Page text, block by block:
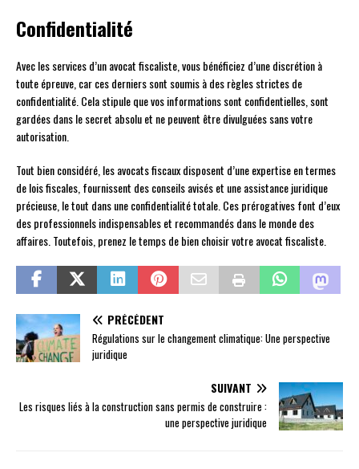
Confidentialité
Avec les services d’un avocat fiscaliste, vous bénéficiez d’une discrétion à
toute épreuve, car ces derniers sont soumis à des règles strictes de
confidentialité. Cela stipule que vos informations sont confidentielles, sont
gardées dans le secret absolu et ne peuvent être divulguées sans votre
autorisation.
Tout bien considéré, les avocats fiscaux disposent d’une expertise en termes
de lois fiscales, fournissent des conseils avisés et une assistance juridique
précieuse, le tout dans une confidentialité totale. Ces prérogatives font d’eux
des professionnels indispensables et recommandés dans le monde des
affaires. Toutefois, prenez le temps de bien choisir votre avocat fiscaliste.
PRÉCÉDENT
Régulations sur le changement climatique: Une perspective
juridique
SUIVANT
Les risques liés à la construction sans permis de construire :
une perspective juridique